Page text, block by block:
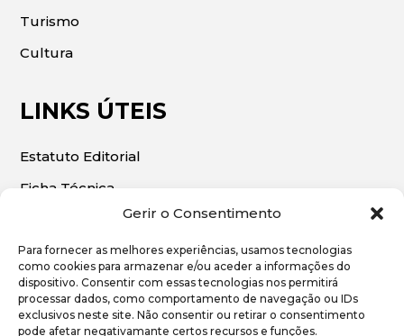
Gerir o Consentimento
Para fornecer as melhores experiências, usamos tecnologias
como cookies para armazenar e/ou aceder a informações do
dispositivo. Consentir com essas tecnologias nos permitirá
processar dados, como comportamento de navegação ou IDs
exclusivos neste site. Não consentir ou retirar o consentimento
pode afetar negativamante certos recursos e funções.
Turismo
Cultura
LINKS ÚTEIS
Estatuto Editorial
Ficha Técnica
© 2026 | O Algarve Económico. Todos os direitos
reservados.